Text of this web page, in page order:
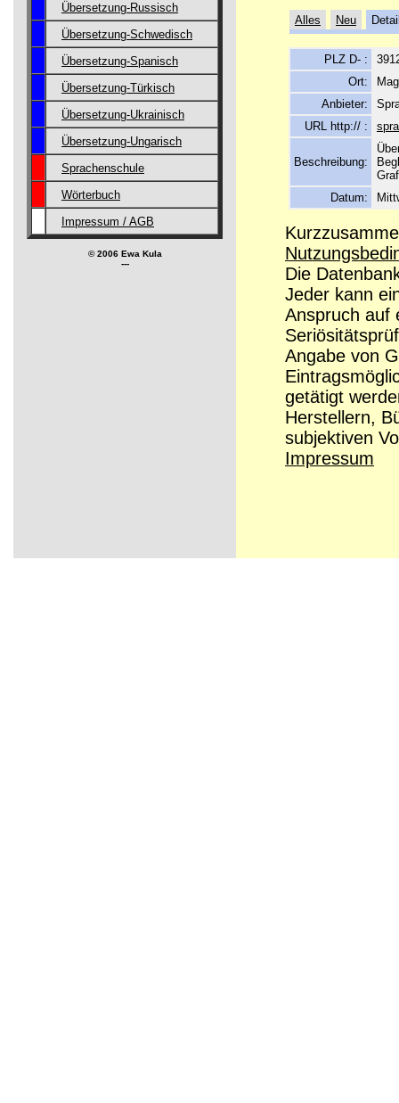
Übersetzung-Russisch
Übersetzung-Schwedisch
Übersetzung-Spanisch
Übersetzung-Türkisch
Übersetzung-Ukrainisch
Übersetzung-Ungarisch
Sprachenschule
Wörterbuch
Impressum / AGB
© 2006 Ewa Kula
---
Alles Neu
PLZ D- :
Ort:
Anbieter:
URL http:// :
Beschreibung:
Datum:
Die
Jeder kann
Anspruch auf
Angabe von
getätigt
Herstellern,
subjektiven
Impressum